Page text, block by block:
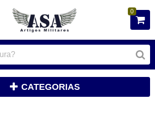
0
CATEGORIAS